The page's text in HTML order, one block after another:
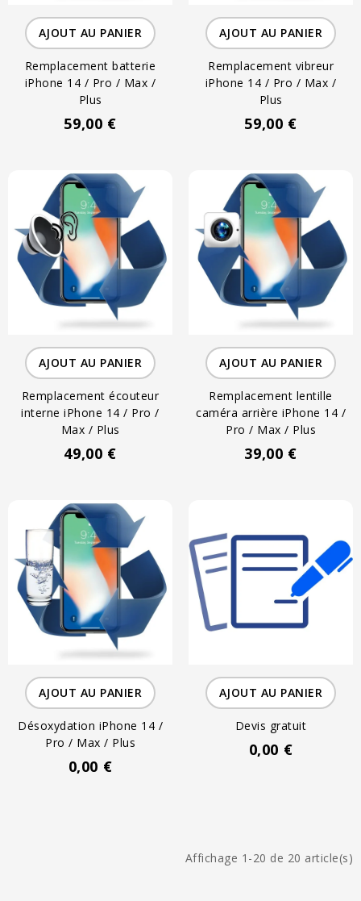
AJOUT AU PANIER
Remplacement batterie
iPhone 14 / Pro / Max /
Plus
59,00 €
AJOUT AU PANIER
Remplacement vibreur
iPhone 14 / Pro / Max /
Plus
59,00 €
AJOUT AU PANIER
Remplacement écouteur
interne iPhone 14 / Pro /
Max / Plus
49,00 €
AJOUT AU PANIER
Remplacement lentille
caméra arrière iPhone 14 /
Pro / Max / Plus
39,00 €
AJOUT AU PANIER
Désoxydation iPhone 14 /
Pro / Max / Plus
0,00 €
AJOUT AU PANIER
Devis gratuit
0,00 €
Affichage 1-20 de 20 article(s)